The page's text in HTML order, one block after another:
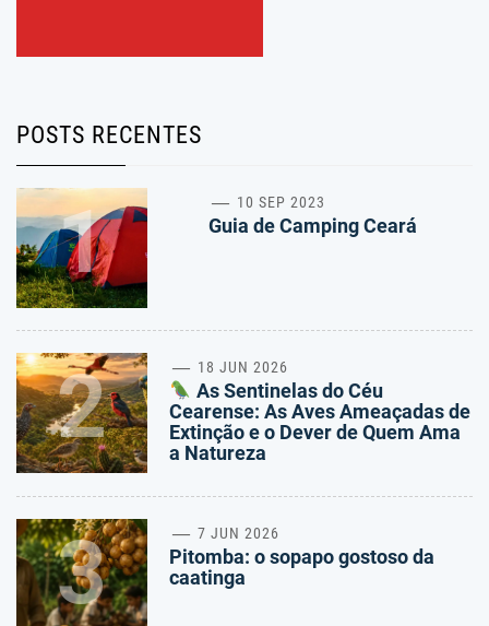
POSTS RECENTES
1 10 SEP 2023
Guia de Camping Ceará
2 18 JUN 2026
As Sentinelas do Céu
Cearense: As Aves Ameaçadas de
Extinção e o Dever de Quem Ama
a Natureza
3 7 JUN 2026
Pitomba: o sopapo gostoso da
caatinga